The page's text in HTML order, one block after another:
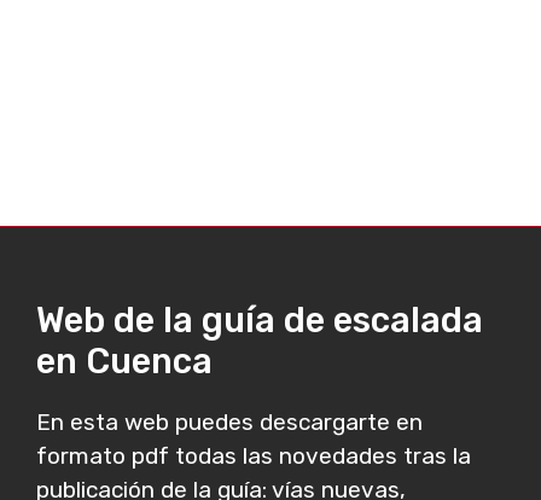
Web de la guía de escalada
en Cuenca
En esta web puedes descargarte en
formato pdf todas las novedades tras la
publicación de la guía: vías nuevas,